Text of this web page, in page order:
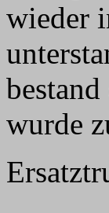
wieder
wurde